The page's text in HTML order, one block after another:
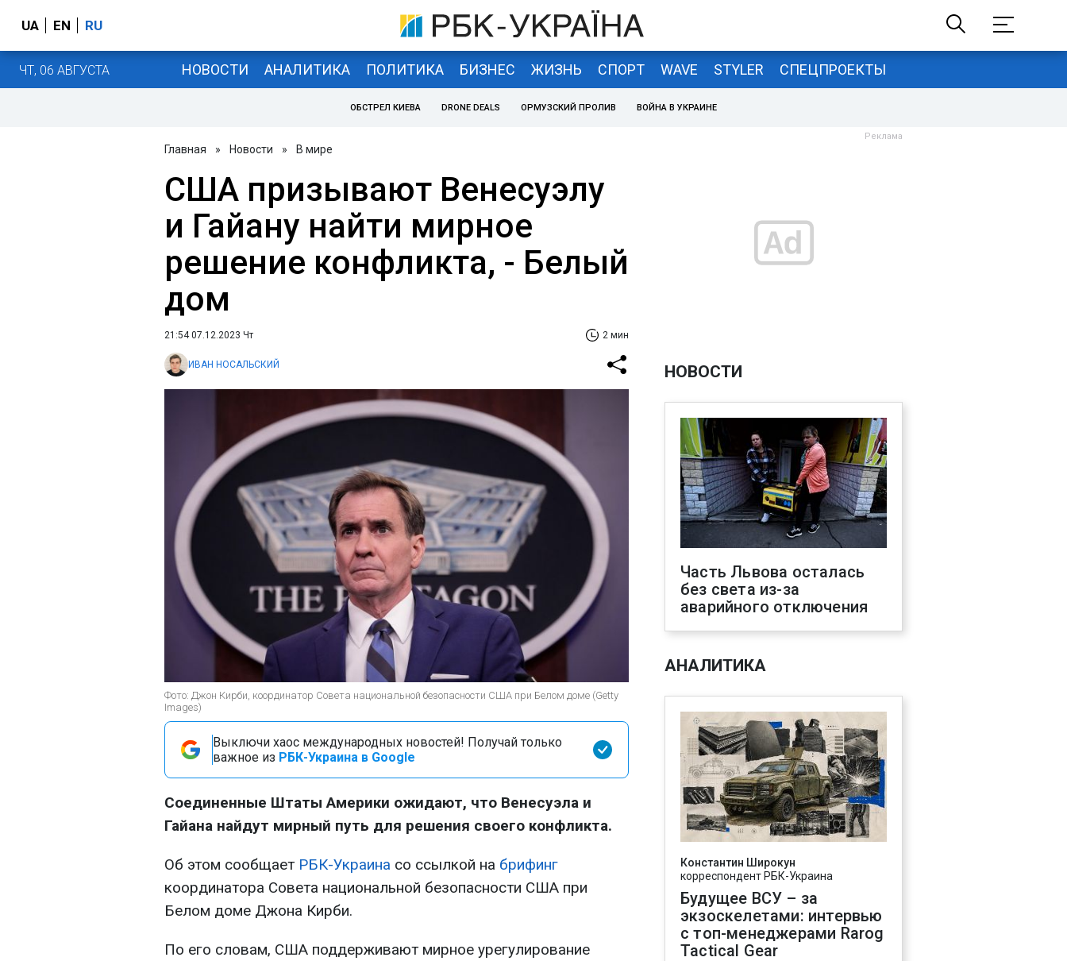
UA EN RU
ЧТ, 06 АВГУСТА НОВОСТИ АНАЛИТИКА ПОЛИТИКА БИЗНЕС ЖИЗНЬ СПОРТ WAVE STYLER СПЕЦПРОЕКТЫ
ОБСТРЕЛ КИЕВА DRONE DEALS ОРМУЗСКИЙ ПРОЛИВ ВОЙНА В УКРАИНЕ
Главная » Новости » В мире
США призывают Венесуэлу
и Гайану найти мирное
решение конфликта, - Белый
дом
21:54 07.12.2023 Чт 2 мин
ИВАН НОСАЛЬСКИЙ
Фото: Джон Кирби, координатор Совета национальной безопасности США при Белом доме (Getty
Images)
Выключи хаос международных новостей! Получай только
важное из РБК-Украина в Google
Соединенные Штаты Америки ожидают, что Венесуэла и
Гайана найдут мирный путь для решения своего конфликта.
Об этом сообщает РБК-Украина со ссылкой на брифинг
координатора Совета национальной безопасности США при
Белом доме Джона Кирби.
По его словам, США поддерживают мирное урегулирование
НОВОСТИ
Часть Львова осталась
без света из-за
аварийного отключения
АНАЛИТИКА
Константин Широкун
корреспондент РБК-Украина
Будущее ВСУ – за
экзоскелетами: интервью
с топ-менеджерами Rarog
Tactical Gear